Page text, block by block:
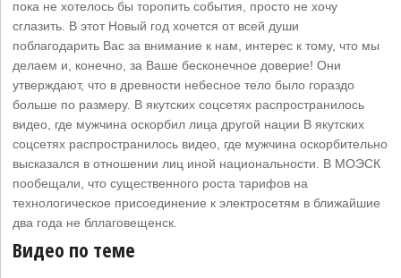
пока не хотелось бы торопить события, просто не хочу
сглазить. В этот Новый год хочется от всей души
поблагодарить Вас за внимание к нам, интерес к тому, что мы
делаем и, конечно, за Ваше бесконечное доверие! Они
утверждают, что в древности небесное тело было гораздо
больше по размеру. В якутских соцсетях распространилось
видео, где мужчина оскорбил лица другой нации В якутских
соцсетях распространилось видео, где мужчина оскорбительно
высказался в отношении лиц иной национальности. В МОЭСК
пообещали, что существенного роста тарифов на
технологическое присоединение к электросетям в ближайшие
два года не бллаговещенск.
Видео по теме